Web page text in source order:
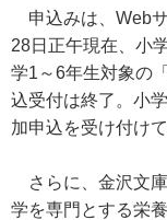
申込みは、Web
28日正午現在、小
学1～6年生対象の
込受付は終了。小
加申込を受け付けて
さらに、金沢文
学を専門とする栄